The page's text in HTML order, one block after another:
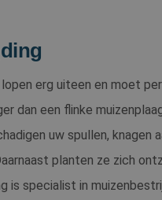
erg uiteen en moet
dan een flinke
uw spullen, knagen
planten ze zich
specialist in